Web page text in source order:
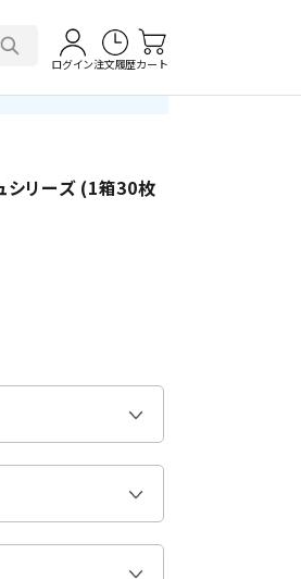
ログイン注文履歴カート
シリーズ (1箱30枚